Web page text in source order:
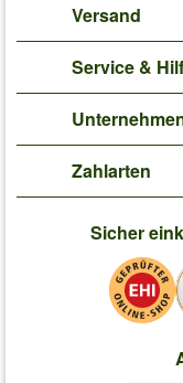
Versand
Service &
Zahlarten
Sicher